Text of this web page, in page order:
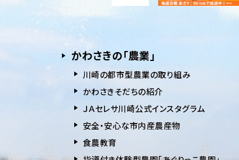
かわさきの「農業」
川崎の都市型農業の取り組み
かわさきそだちの紹介
ＪＡセレサ川崎公式インスタグラム
安全・安⼼な市内産農産物
⾷農教育